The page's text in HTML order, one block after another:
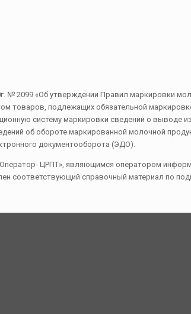
№ 2099 «Об утверждении Правил маркировки
товаров, подлежащих обязательной
систему маркировки сведений о выводе
об обороте маркированной молочной
документооборота (ЭДО).
ЦРПТ», являющимся оператором
соответствующий справочный материал по